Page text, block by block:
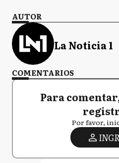
AUTOR
La Noticia 1
COMENTARIOS
Para
Por favor,